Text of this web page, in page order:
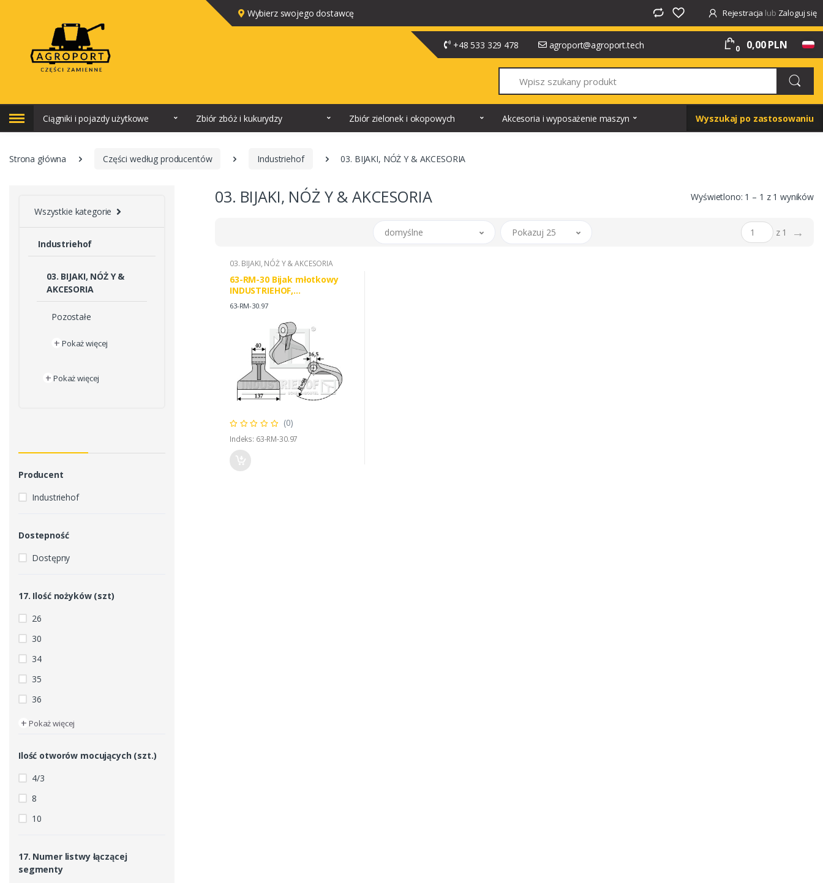
Wybierz swojego dostawcę Rejestracja lub Zaloguj się
+48 533 329 478 agroport@agroport.tech 0 0,00 PLN
Ciągniki i pojazdy użytkowe Zbiór zbóż i kukurydzy Zbiór zielonek i okopowych Akcesoria i wyposażenie maszyn Wyszukaj po zastosowaniu
Strona główna Części według producentów Industriehof 03. BIJAKI, NÓŻ Y & AKCESORIA
Wszystkie kategorie
Industriehof
03. BIJAKI, NÓŻ Y &
AKCESORIA
Pozostałe
+ Pokaż więcej
+ Pokaż więcej
Producent
Industriehof
Dostepność
Dostępny
17. Ilość nożyków (szt)
26
30
34
35
36
+ Pokaż więcej
Ilość otworów mocujących (szt.)
4/3
8
10
17. Numer listwy łączącej
segmenty
03. BIJAKI, NÓŻ Y & AKCESORIA Wyświetlono: 1 – 1 z 1 wyników
domyślne Pokazuj 25 z 1 →
03. BIJAKI, NÓŻ Y & AKCESORIA
63-RM-30 Bijak młotkowy
INDUSTRIEHOF,
INDUSTRIEHOF 63-RM-30
BREVIGLIERI 8300045
63-RM-30.97
(0)
Indeks: 63-RM-30.97